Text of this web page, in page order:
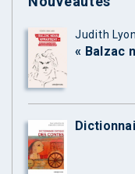
Judith
« Balzac